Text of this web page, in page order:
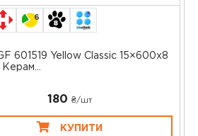
6
601519 Yellow Classic 15×600x8
180 ₴/шт
КУПИТИ